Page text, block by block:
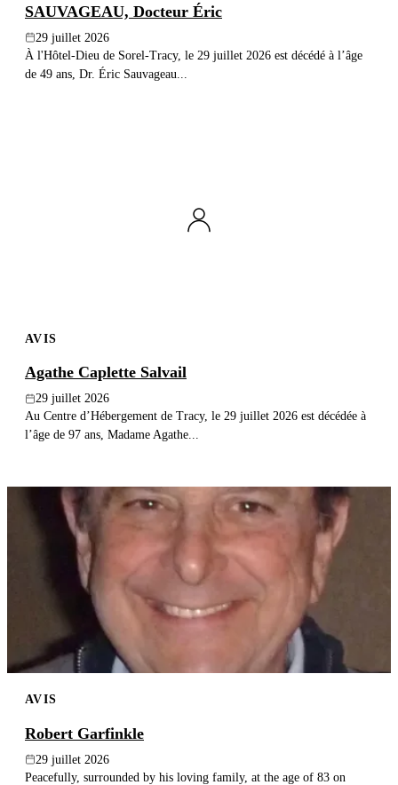
SAUVAGEAU, Docteur Éric
29 juillet 2026
À l'Hôtel-Dieu de Sorel-Tracy, le 29 juillet 2026 est décédé à l’âge
de 49 ans, Dr. Éric Sauvageau...
AVIS
Agathe Caplette Salvail
29 juillet 2026
Au Centre d’Hébergement de Tracy, le 29 juillet 2026 est décédée à
l’âge de 97 ans, Madame Agathe...
AVIS
Robert Garfinkle
29 juillet 2026
Peacefully, surrounded by his loving family, at the age of 83 on